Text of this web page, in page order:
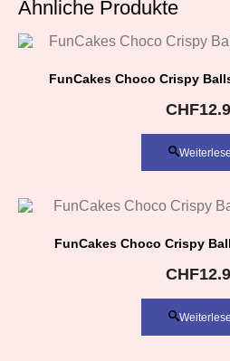
Ähnliche Produkte
FunCakes Choco Crispy
CHF
FunCakes Choco Crispy
CHF